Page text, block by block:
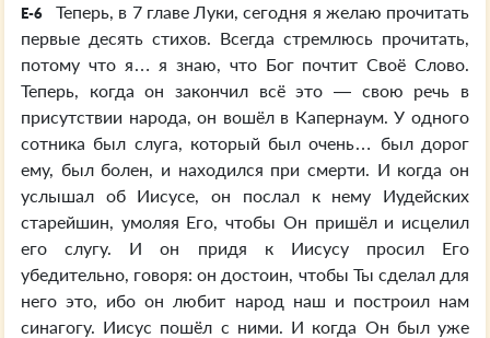
E-6
Теперь, в 7 главе Луки, сегодня я желаю прочитать
первые десять стихов. Всегда стремлюсь прочитать,
потому что я… я знаю, что Бог почтит Своё Слово.
Теперь, когда он закончил всё это — свою речь в
присутствии народа, он вошёл в Капернаум. У одного
сотника был слуга, который был очень… был дорог
ему, был болен, и находился при смерти. И когда он
услышал об Иисусе, он послал к нему Иудейских
старейшин, умоляя Его, чтобы Он пришёл и исцелил
его слугу. И он придя к Иисусу просил Его
убедительно, говоря: он достоин, чтобы Ты сделал для
него это, ибо он любит народ наш и построил нам
синагогу. Иисус пошёл с ними. И когда Он был уже